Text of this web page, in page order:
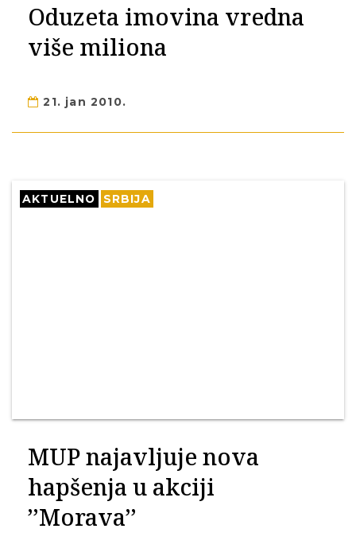
Oduzeta imovina vredna
više miliona
21. jan 2010.
AKTUELNO SRBIJA
MUP najavljuje nova
hapšenja u akciji
’’Morava’’